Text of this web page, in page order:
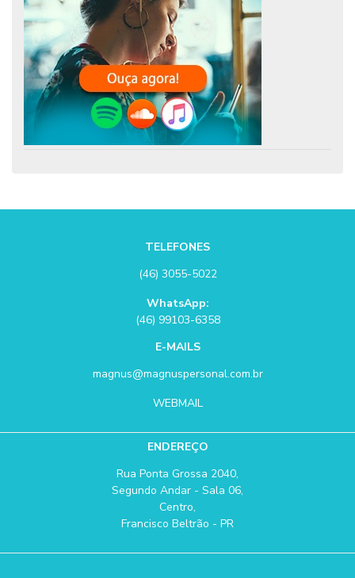
TELEFONES
(46) 3055-5022
WhatsApp:
(46) 99103-6358
E-MAILS
magnus@magnuspersonal.com.br
WEBMAIL
ENDEREÇO
Rua Ponta Grossa 2040,
Segundo Andar - Sala 06,
Centro,
Francisco Beltrão - PR